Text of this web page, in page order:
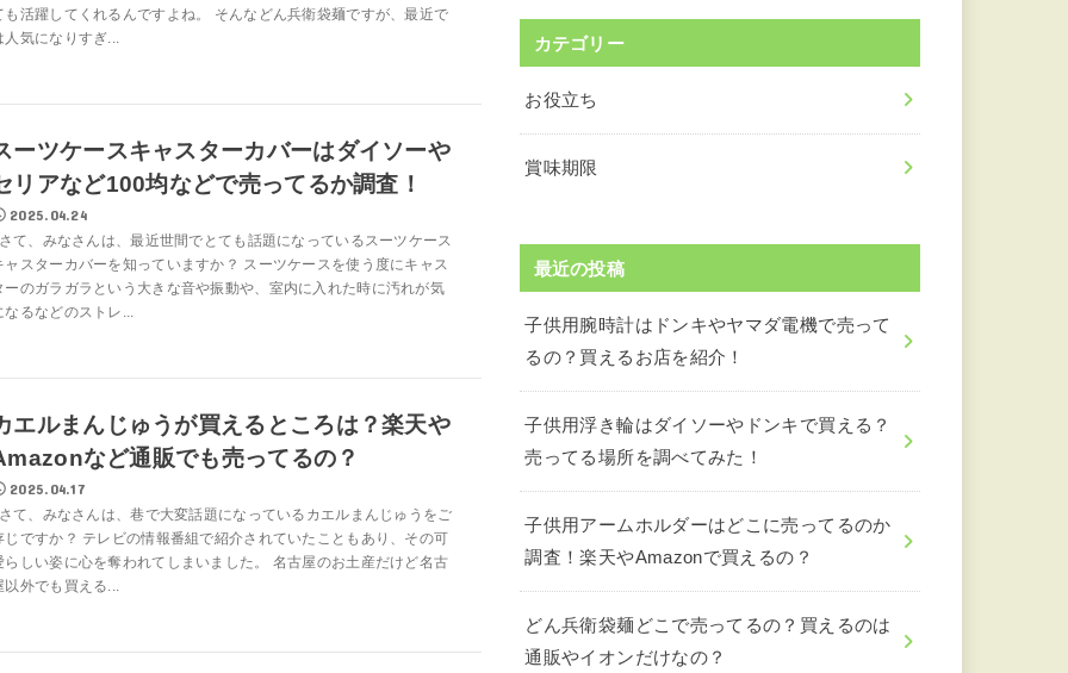
も活躍してくれるんですよね。 そんなどん兵衛袋麺ですが、最近で
人気になりすぎ...
ーツケースキャスターカバーはダイソーや
リアなど100均などで売ってるか調査！
2025.04.24
て、みなさんは、最近世間でとても話題になっているスーツケース
ャスターカバーを知っていますか？ スーツケースを使う度にキャス
ーのガラガラという大きな音や振動や、室内に入れた時に汚れが気
なるなどのストレ...
エルまんじゅうが買えるところは？楽天や
など通販でも売ってるの？
2025.04.17
て、みなさんは、巷で大変話題になっているカエルまんじゅうをご
じですか？ テレビの情報番組で紹介されていたこともあり、その可
らしい姿に心を奪われてしまいました。 名古屋のお土産だけど名古
以外でも買える...
カテゴリー
お役立ち
賞味期限
最近の投稿
子供用腕時計はドンキやヤマダ電機で売って
るの？買えるお店を紹介！
子供用浮き輪はダイソーやドンキで買える？
売ってる場所を調べてみた！
子供用アームホルダーはどこに売ってるのか
調査！楽天やAmazonで買えるの？
どん兵衛袋麺どこで売ってるの？買えるのは
通販やイオンだけなの？